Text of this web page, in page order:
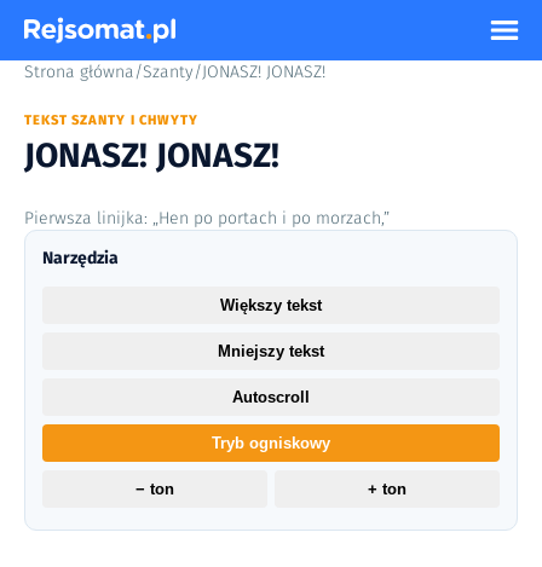
Strona główna/Szanty/JONASZ! JONASZ!
TEKST SZANTY I CHWYTY
JONASZ! JONASZ!
Pierwsza linijka: „Hen po portach i po morzach,”
Narzędzia
Większy tekst
Mniejszy tekst
Autoscroll
Tryb ogniskowy
− ton + ton